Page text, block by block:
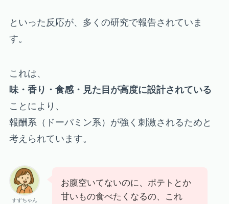
といった反応が、多くの研究で報告されていま
す。
これは、
味・香り・食感・見た目が高度に設計されている
ことにより、
報酬系（ドーパミン系）が強く刺激されるためと
考えられています。
すずちゃん
お腹空いてないのに、ポテトとか
甘いもの食べたくなるの、これ